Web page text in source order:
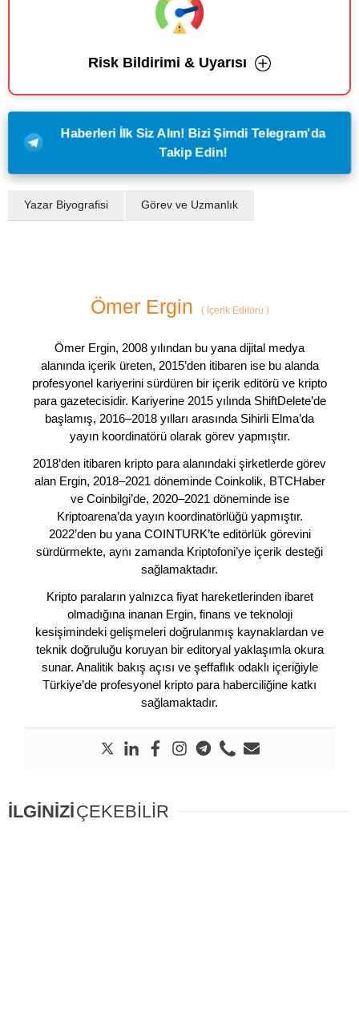
Risk Bildirimi & Uyarısı
Haberleri İlk Siz Alın! Bizi Şimdi Telegram'da
Takip Edin!
Yazar Biyografisi Görev ve Uzmanlık
Ömer Ergin (İçerik Editörü )
Ömer Ergin, 2008 yılından bu yana dijital medya
alanında içerik üreten, 2015’den itibaren ise bu alanda
profesyonel kariyerini sürdüren bir içerik editörü ve kripto
para gazetecisidir. Kariyerine 2015 yılında ShiftDelete’de
başlamış, 2016–2018 yılları arasında Sihirli Elma’da
yayın koordinatörü olarak görev yapmıştır.
2018’den itibaren kripto para alanındaki şirketlerde görev
alan Ergin, 2018–2021 döneminde Coinkolik, BTCHaber
ve Coinbilgi’de, 2020–2021 döneminde ise
Kriptoarena’da yayın koordinatörlüğü yapmıştır.
2022’den bu yana COINTURK’te editörlük görevini
sürdürmekte, aynı zamanda Kriptofoni’ye içerik desteği
sağlamaktadır.
Kripto paraların yalnızca fiyat hareketlerinden ibaret
olmadığına inanan Ergin, finans ve teknoloji
kesişimindeki gelişmeleri doğrulanmış kaynaklardan ve
teknik doğruluğu koruyan bir editoryal yaklaşımla okura
sunar. Analitik bakış açısı ve şeffaflık odaklı içeriğiyle
Türkiye’de profesyonel kripto para haberciliğine katkı
sağlamaktadır.
İLGİNİZİÇEKEBİLİR